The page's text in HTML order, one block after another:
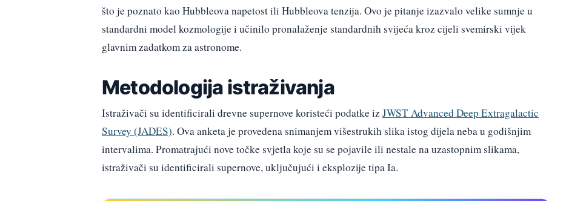
što je poznato kao Hubbleova napetost ili Hubbleova tenzija. Ovo je pitanje izazvalo velike sumnje u
standardni model kozmologije i učinilo pronalaženje standardnih svijeća kroz cijeli svemirski vijek
glavnim zadatkom za astronome.
Metodologija istraživanja
Istraživači su identificirali drevne supernove koristeći podatke izJWST Advanced Deep Extragalactic
Survey (JADES). Ova anketa je provedena snimanjem višestrukih slika istog dijela neba u godišnjim
intervalima. Promatrajući nove točke svjetla koje su se pojavile ili nestale na uzastopnim slikama,
istraživači su identificirali supernove, uključujući i eksplozije tipa Ia.